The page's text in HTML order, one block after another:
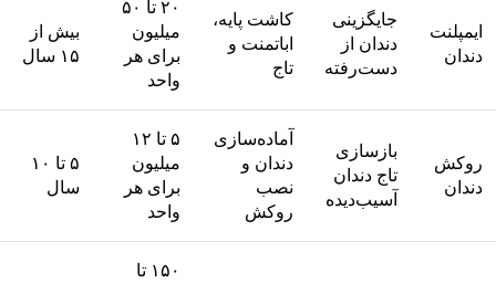
ایمپلنت
دندان
جایگزینی
دندان از
دست‌رفته
کاشت پایه،
اباتمنت و
تاج
۲۰ تا ۵۰
میلیون
برای هر
واحد
بیش از
۱۵ سال
روکش
دندان
بازسازی
تاج دندان
آسیب‌دیده
آماده‌سازی
دندان و
نصب
روکش
۵ تا ۱۲
میلیون
برای هر
واحد
۵ تا ۱۰
سال
۱۵۰ تا